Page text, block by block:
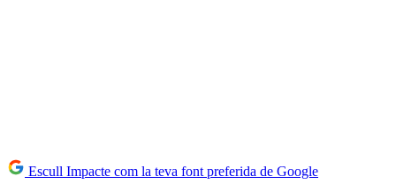
Escull Impacte com la teva font preferida de Google